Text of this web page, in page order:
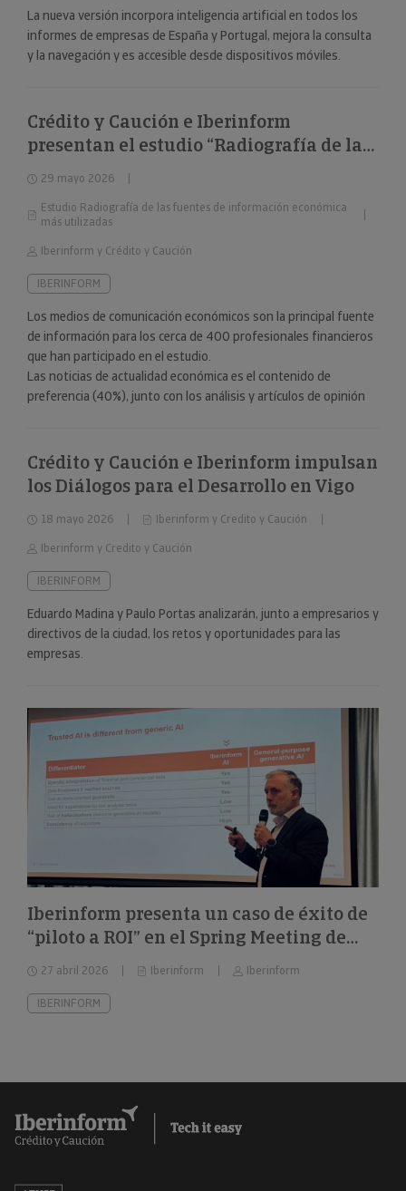
La nueva versión incorpora inteligencia artificial en todos los
informes de empresas de España y Portugal, mejora la consulta
y la navegación y es accesible desde dispositivos móviles.
Crédito y Caución e Iberinform
presentan el estudio “Radiografía de las
fuentes de información económica más
utilizadas”
29 mayo 2026
Estudio Radiografía de las fuentes de información económica
más utilizadas
Iberinform y Crédito y Caución
IBERINFORM
Los medios de comunicación económicos son la principal fuente
de información para los cerca de 400 profesionales financieros
que han participado en el estudio.
Las noticias de actualidad económica es el contenido de
preferencia (40%), junto con los análisis y artículos de opinión
Crédito y Caución e Iberinform impulsan
los Diálogos para el Desarrollo en Vigo
18 mayo 2026
Iberinform y Credito y Caución
Iberinform y Credito y Caución
IBERINFORM
Eduardo Madina y Paulo Portas analizarán, junto a empresarios y
directivos de la ciudad, los retos y oportunidades para las
empresas.
Iberinform presenta un caso de éxito de
“piloto a ROI” en el Spring Meeting de
FEBIS
27 abril 2026 Iberinform Iberinform
IBERINFORM